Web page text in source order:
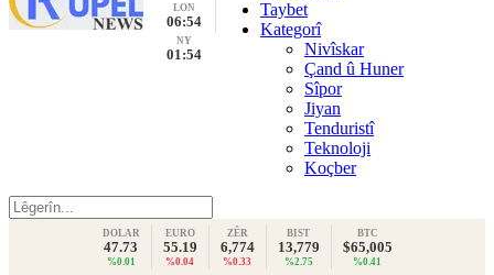
LON
06:54
NY
01:54
Taybet
Kategorî
Nivîskar
Çand û Huner
Sîpor
Jiyan
Tenduristî
Teknoloji
Koçber
DOLAR
47.73
%0.01
EURO
55.19
%0.04
ZÊR
6,774
%0.33
BIST
13,779
%2.75
BTC
$65,005
%0.41